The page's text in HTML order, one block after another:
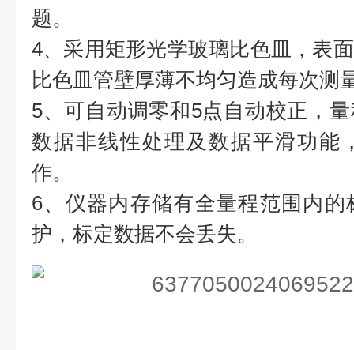
题。
4、采用矩形光学玻璃比色皿，表
比色皿管壁厚薄不均匀造成每次测
5、可自动调零和5点自动校正，
数据非线性处理及数据平滑功能
作。
6、仪器内存储有全量程范围内
护，标定数据不会丢失。